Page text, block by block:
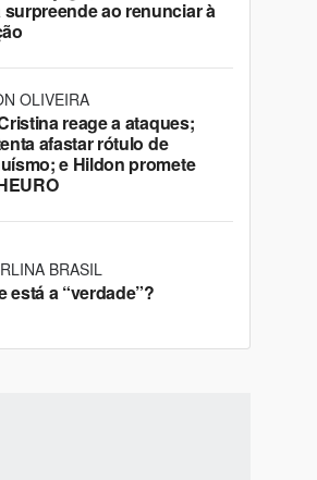
surpreende ao renunciar à
OLIVEIRA
reage a ataques;
afastar rótulo de
e Hildon promete
BRASIL
está a “verdade”?